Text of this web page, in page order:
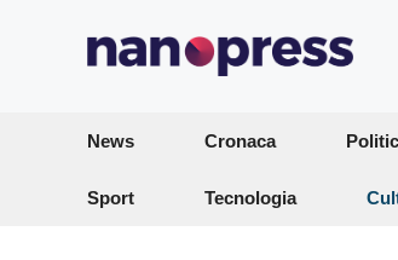
News Cronaca
Sport Tecnologia